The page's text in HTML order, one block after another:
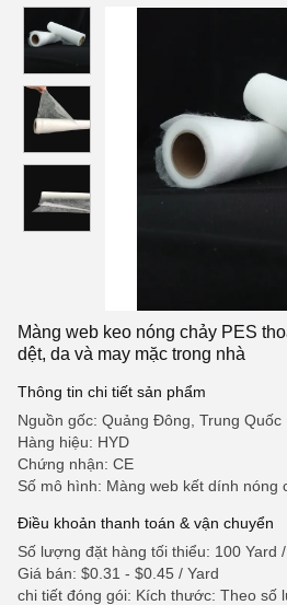
Màng web keo nóng chảy PES
dệt, da và may mặc trong nhà
Thông tin chi tiết sản phẩm
Nguồn gốc: Quảng Đông, Trung Quốc
Hàng hiệu: HYD
Chứng nhận: CE
Số mô hình: Màng web kết dính nóng
Điều khoản thanh toán & vận chuyển
Số lượng đặt hàng tối thiểu: 100 Yard
Giá bán: $0.31 - $0.45 / Yard
chi tiết đóng gói: Kích thước: Theo số